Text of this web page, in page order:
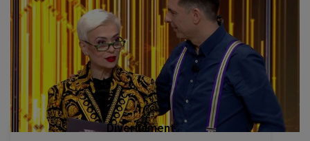
Divertisment